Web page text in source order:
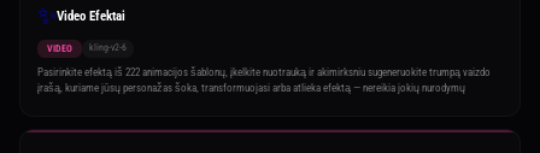
✨Video Efektai
VIDEO kling-v2-6
Pasirinkite efektą iš 222 animacijos šablonų, įkelkite nuotrauką ir akimirksniu sugeneruokite trumpą vaizdo
įrašą, kuriame jūsų personažas šoka, transformuojasi arba atlieka efektą — nereikia jokių nurodymų